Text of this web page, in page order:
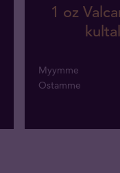
1 oz
Myymme
Ostamme